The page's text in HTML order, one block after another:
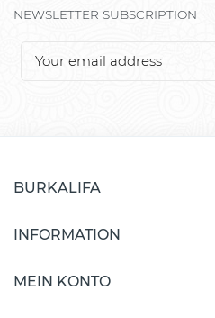
NEWSLETTER SUBSCRIPTION
BURKALIFA
INFORMATION
MEIN KONTO